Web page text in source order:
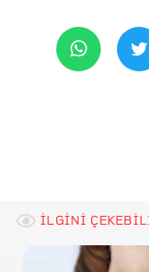
REFERANSLAR
YouTube İlgili
7 adet hurma yiyen
İLGİNİ